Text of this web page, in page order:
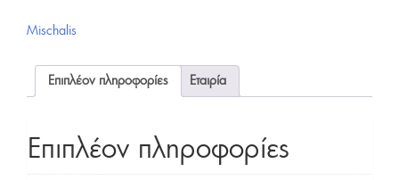
Mischalis
Επιπλέον πληροφορίες Εταιρία
Επιπλέον πληροφορίες